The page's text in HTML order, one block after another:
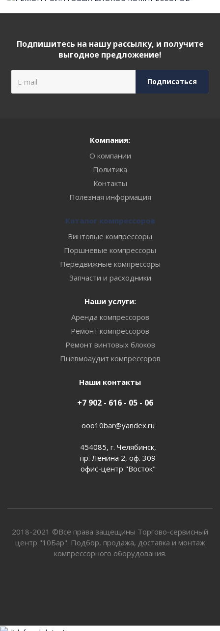
Подпишитесь на нашу рассылку, и получите
выгодное предложение!
Компания:
О компании
Политика
Контакты
Полезная информация
Каталог компрессоров
Винтовые компрессоры
Поршневые компрессоры
Передвижные компрессоры
Запчасти и расходники
Наши услуги:
Аренда компрессоров
Ремонт компрессоров
Ремонт винтовых блоков
Пневмоаудит компрессоров
Наши контакты
+7 902 - 616 - 05 - 06
ooo10bar@yandex.ru
454085, г. Челябинск,
пр. Ленина 2, оф. 309
офис-центр "Восток"
2018-2021 ©Все права защещины Торгово-сервисный
центр "10Бар". Подбор, продажа, доставка и монтаж
компрессорного оборудования.